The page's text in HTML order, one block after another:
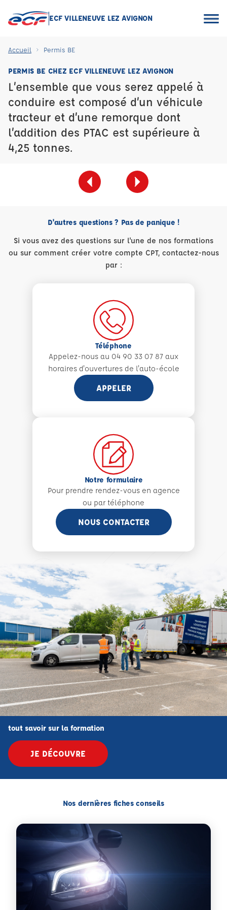
ECF VILLENEUVE LEZ AVIGNON
Accueil Permis BE
PERMIS BE CHEZ ECF VILLENEUVE LEZ AVIGNON
L’ensemble que vous serez appelé à
conduire est composé d’un véhicule
tracteur et d’une remorque dont
l’addition des PTAC est supérieure à
4,25 tonnes.
D'autres questions ? Pas de panique !
Si vous avez des questions sur l'une de nos formations
ou sur comment créer votre compte CPT, contactez-nous
par :
Téléphone
Appelez-nous au 04 90 33 07 87 aux
horaires d'ouvertures de l'auto-école
APPELER
Notre formulaire
Pour prendre rendez-vous en agence
ou par téléphone
NOUS CONTACTER
tout savoir sur la formation
JE DÉCOUVRE
Nos dernières fiches conseils